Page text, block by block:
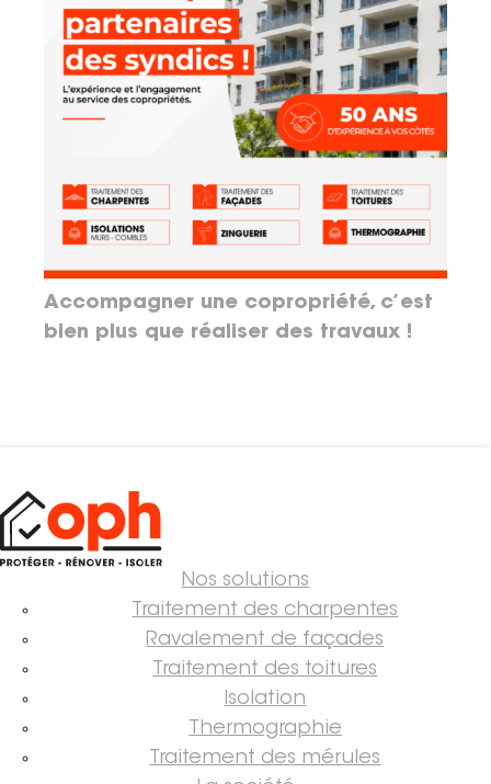
Accompagner une copropriété, c’est
bien plus que réaliser des travaux !
Nos solutions
Traitement des charpentes
Ravalement de façades
Traitement des toitures
Isolation
Thermographie
Traitement des mérules